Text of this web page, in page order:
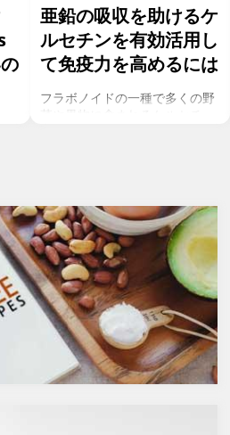
数
ど
で
う
す
亜鉛の吸収を助けるケ
ルセチンを有効活用し
て免疫力を高めるには
フラボノイドの一種で多くの野
菜や果物に含まれるケルセチ
まれるケルセチンが、血中コレ
ステロールを値を抑え心臓病の
リスクを軽減するということを
お伝えしましたが、ケルセチン
には抗菌抗ウィルス作用があり
ウイルスとの闘いを促進する可
能性があると言われています。
また、免疫力の維持に重要な働
きを持つ亜鉛との相乗効果もあ
ると考えられています。今回
は、このケルセチンの健康効果